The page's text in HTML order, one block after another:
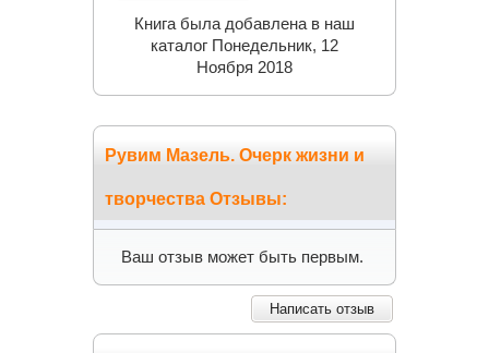
Книга была добавлена в наш
каталог Понедельник, 12
Ноября 2018
Рувим Мазель. Очерк жизни и
творчества Отзывы:
Ваш отзыв может быть первым.
Написать отзыв